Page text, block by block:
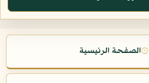
۞الصفحة الرئيسية